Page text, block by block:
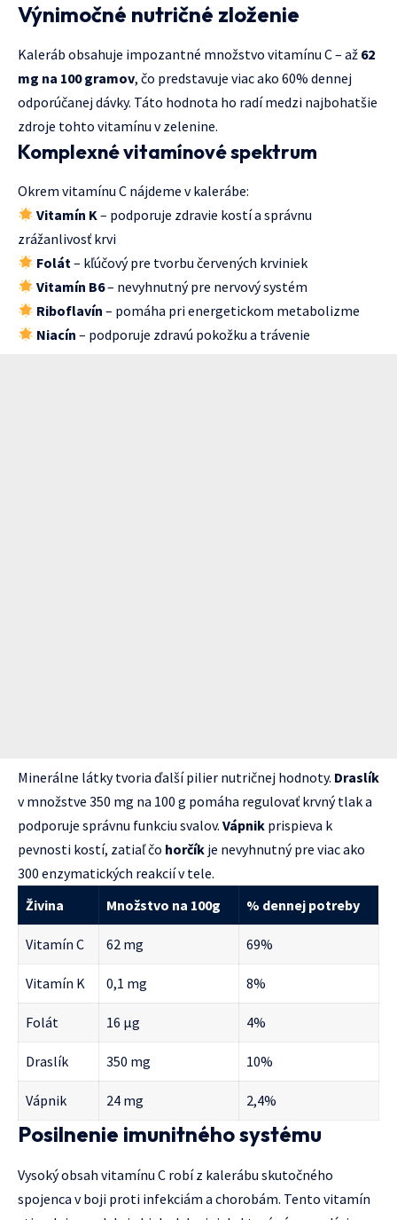
Výnimočné nutričné zloženie
Kaleráb obsahuje impozantné množstvo vitamínu C – až 62
mg na 100 gramov, čo predstavuje viac ako 60% dennej
odporúčanej dávky. Táto hodnota ho radí medzi najbohatšie
zdroje tohto vitamínu v zelenine.
Komplexné vitamínové spektrum
Okrem vitamínu C nájdeme v kalerábe:
Vitamín K– podporuje zdravie kostí a správnu
zrážanlivosť krvi
Folát– kľúčový pre tvorbu červených krviniek
Vitamín B6– nevyhnutný pre nervový systém
Riboflavín – pomáha pri energetickom metabolizme
Niacín – podporuje zdravú pokožku a trávenie
Minerálne látky tvoria ďalší pilier nutričnej hodnoty. Draslík
v množstve 350 mg na 100 g pomáha regulovať krvný tlak a
podporuje správnu funkciu svalov. Vápnik prispieva k
pevnosti kostí, zatiaľ čo horčík je nevyhnutný pre viac ako
300 enzymatických reakcií v tele.
Živina
Množstvo na 100g % dennej potreby
Vitamín C 62 mg 69%
Vitamín K 0,1 mg 8%
Folát 16 μg 4%
Draslík 350 mg 10%
Vápnik 24 mg 2,4%
Posilnenie imunitného systému
Vysoký obsah vitamínu C robí z kalerábu skutočného
spojenca v boji proti infekciám a chorobám. Tento vitamín